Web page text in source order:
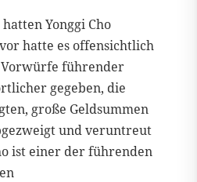
Yonggi Cho
hatte es offensichtlich
Vorwürfe führender
gegeben, die
große Geldsummen
und veruntreut
ist einer der führenden